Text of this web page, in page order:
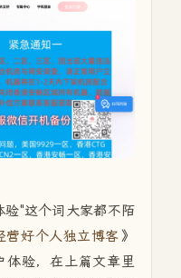
验"这个词大家都不陌
营好个人独立博客 》
体验，在上篇文章里